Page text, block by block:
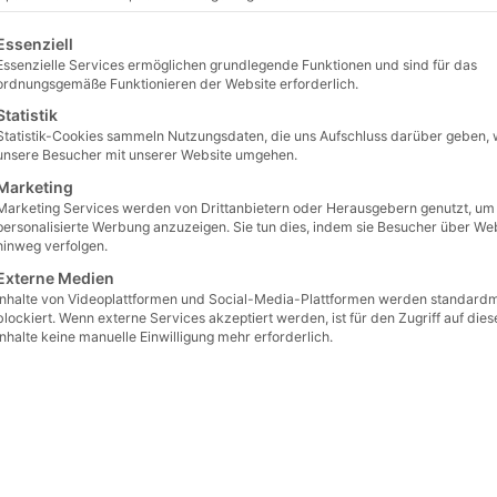
eine Liste der Service-Gruppen, für die eine
Services ermöglichen grundlegende Funktionen und sind für das
Funktionieren der Website erforderlich.
Cookies sammeln Nutzungsdaten, die uns Aufschluss darüber geben,
Besucher mit unserer Website umgehen.
Services werden von Drittanbietern oder Herausgebern genutzt, um
Werbung anzuzeigen. Sie tun dies, indem sie Besucher über
verfolgen.
Medien
von Videoplattformen und Social-Media-Plattformen werden
Wenn externe Services akzeptiert werden, ist für den Zugriff auf
keine manuelle Einwilligung mehr erforderlich.